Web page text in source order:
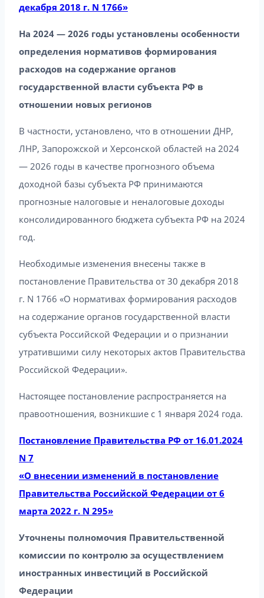
декабря 2018 г. N 1766»
На 2024 — 2026 годы установлены особенности
определения нормативов формирования
расходов на содержание органов
государственной власти субъекта РФ в
отношении новых регионов
В частности, установлено, что в отношении ДНР,
ЛНР, Запорожской и Херсонской областей на 2024
— 2026 годы в качестве прогнозного объема
доходной базы субъекта РФ принимаются
прогнозные налоговые и неналоговые доходы
консолидированного бюджета субъекта РФ на 2024
год.
Необходимые изменения внесены также в
постановление Правительства от 30 декабря 2018
г. N 1766 «О нормативах формирования расходов
на содержание органов государственной власти
субъекта Российской Федерации и о признании
утратившими силу некоторых актов Правительства
Российской Федерации».
Настоящее постановление распространяется на
правоотношения, возникшие с 1 января 2024 года.
Постановление Правительства РФ от 16.01.2024
N 7
«О внесении изменений в постановление
Правительства Российской Федерации от 6
марта 2022 г. N 295»
Уточнены полномочия Правительственной
комиссии по контролю за осуществлением
иностранных инвестиций в Российской
Федерации